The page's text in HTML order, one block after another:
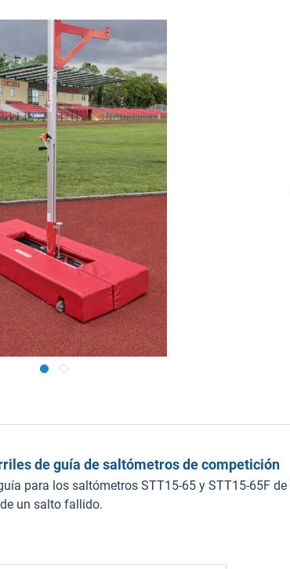
de guía de saltómetros de competición
para los saltómetros STT15-65 y STT15-65F
un salto fallido.